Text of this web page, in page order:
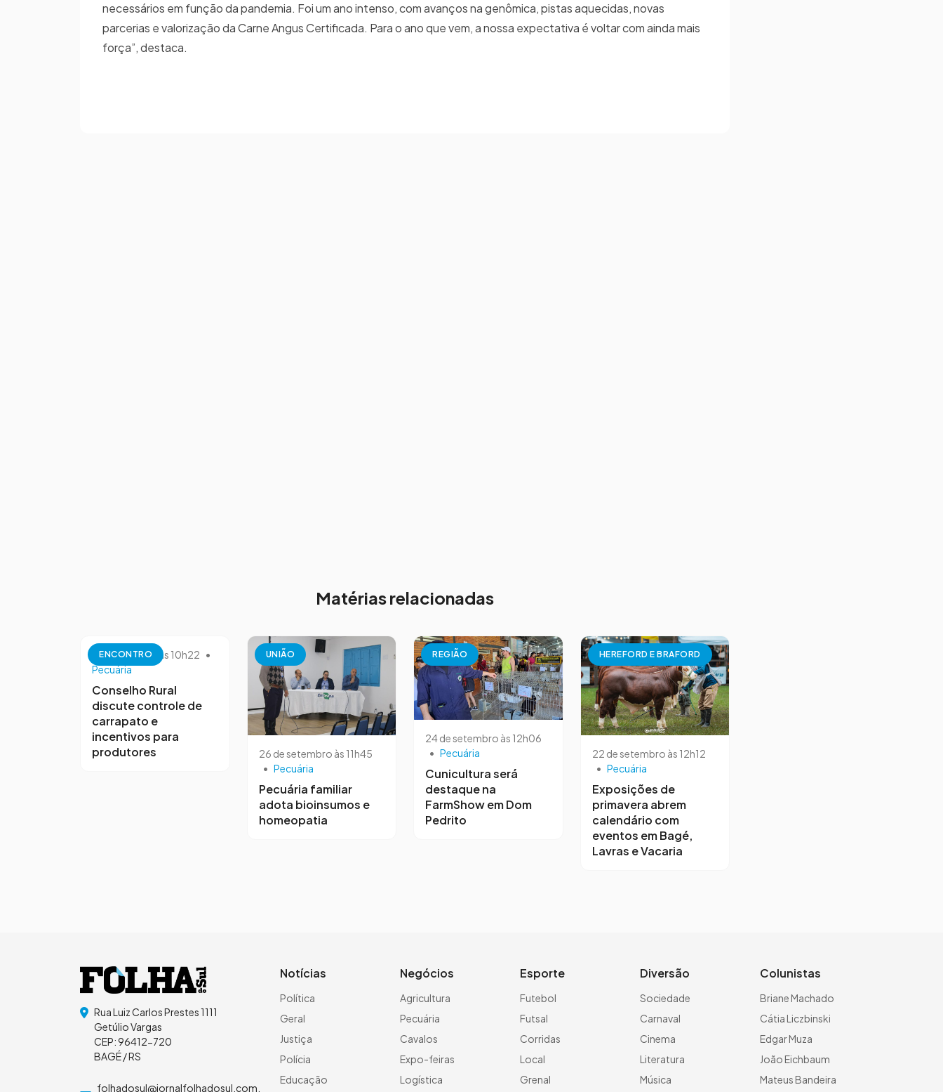
necessários em função da pandemia. Foi um ano intenso, com avanços na genômica, pistas aquecidas, novas
parcerias e valorização da Carne Angus Certificada. Para o ano que vem, a nossa expectativa é voltar com ainda mais
força”, destaca.
Matérias relacionadas
ENCONTRO
10 de outubro às 10h22 •
Pecuária
Conselho Rural
discute controle de
carrapato e
incentivos para
produtores
UNIÃO
26 de setembro às 11h45
• Pecuária
Pecuária familiar
adota bioinsumos e
homeopatia
REGIÃO
24 de setembro às 12h06
• Pecuária
Cunicultura será
destaque na
FarmShow em Dom
Pedrito
HEREFORD E BRAFORD
22 de setembro às 12h12
• Pecuária
Exposições de
primavera abrem
calendário com
eventos em Bagé,
Lavras e Vacaria
Rua Luiz Carlos Prestes 1111
Getúlio Vargas
CEP: 96412-720
BAGÉ / RS
folhadosul@jornalfolhadosul.com.
Notícias
Política
Geral
Justiça
Polícia
Educação
Negócios
Agricultura
Pecuária
Cavalos
Expo-feiras
Logística
Esporte
Futebol
Futsal
Corridas
Local
Grenal
Diversão
Sociedade
Carnaval
Cinema
Literatura
Música
Colunistas
Briane Machado
Cátia Liczbinski
Edgar Muza
João Eichbaum
Mateus Bandeira